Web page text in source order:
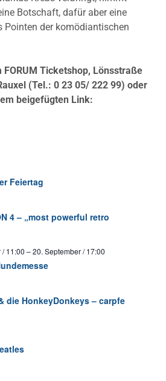
Botschaft, dafür aber eine
Pointen der komödiantischen
Ticketshop, Lönsstraße
(Tel.: 0 23 05/ 222 99) oder
beigefügten Link:
Feiertag
4 – „most powerful retro
/ 11:00 –20. September / 17:00
die HonkeyDonkeys – carpfe